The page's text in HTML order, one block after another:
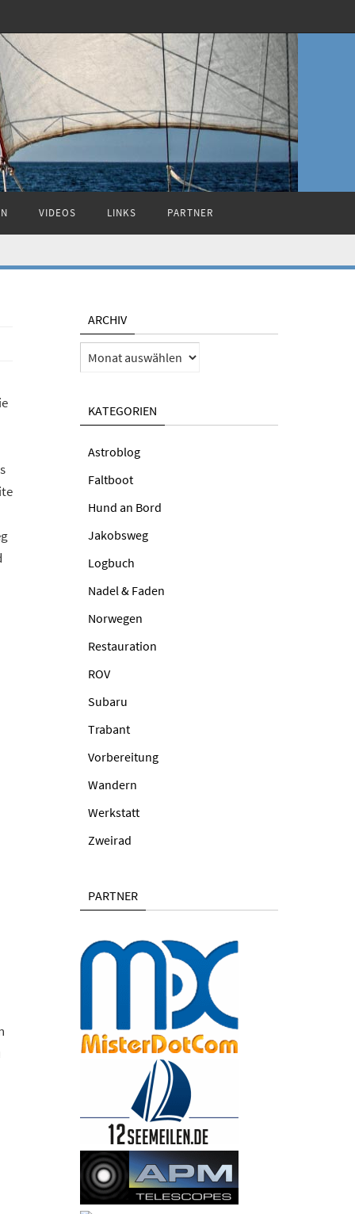
VIDEOS LINKS PARTNER
ARCHIV
Archiv
KATEGORIEN
Astroblog
Faltboot
Hund an Bord
Jakobsweg
Logbuch
Nadel & Faden
Norwegen
Restauration
ROV
Subaru
Trabant
Vorbereitung
Wandern
Werkstatt
Zweirad
PARTNER